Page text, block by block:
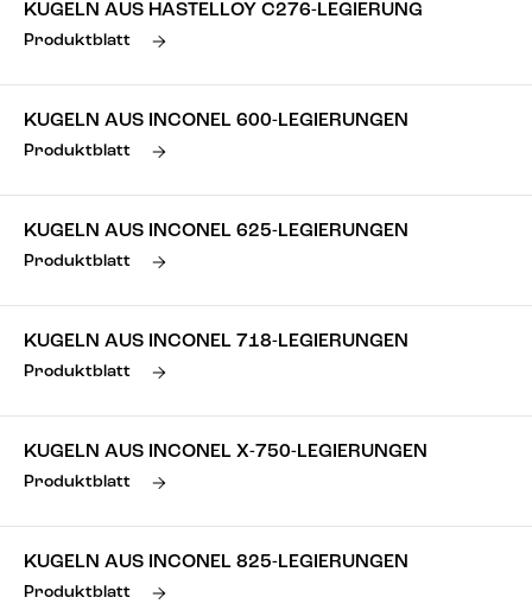
KUGELN AUS HASTELLOY C276-LEGIERUNG
Produktblatt
KUGELN AUS INCONEL 600-LEGIERUNGEN
Produktblatt
KUGELN AUS INCONEL 625-LEGIERUNGEN
Produktblatt
KUGELN AUS INCONEL 718-LEGIERUNGEN
Produktblatt
KUGELN AUS INCONEL X-750-LEGIERUNGEN
Produktblatt
KUGELN AUS INCONEL 825-LEGIERUNGEN
Produktblatt